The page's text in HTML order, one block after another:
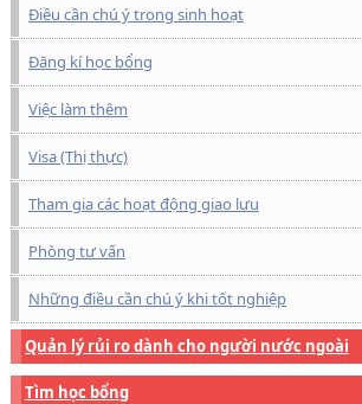
Điều cần chú ý trong sinh hoạt
Đăng kí học bổng
Việc làm thêm
Visa (Thị thực)
Tham gia các hoạt động giao lưu
Phòng tư vấn
Những điều cần chú ý khi tốt nghiệp
Quản lý rủi ro dành cho người nước ngoài
Tìm học bổng